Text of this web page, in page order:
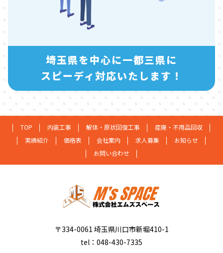
埼玉県を中心に一都三県に
スピーディ対応いたします！
TOP 内装工事 解体・原状回復工事
産廃・不用品回収
実績紹介
価格表 会社案内 求人募集
お知らせ
お問い合わせ
〒334-0061 埼玉県川口市新堀410-1
tel：048-430-7335